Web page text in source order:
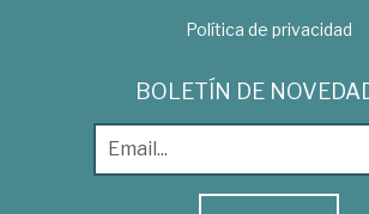
Política de privacidad
BOLETÍN DE